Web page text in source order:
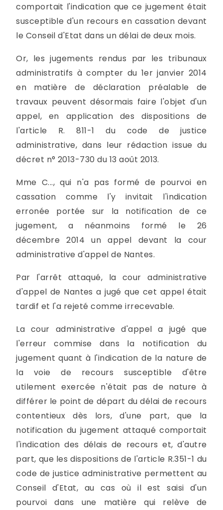
comportait l'indication que ce jugement était
susceptible d'un recours en cassation devant
le Conseil d'Etat dans un délai de deux mois.
Or, les jugements rendus par les tribunaux
administratifs à compter du 1er janvier 2014
en matière de déclaration préalable de
travaux peuvent désormais faire l'objet d'un
appel, en application des dispositions de
l'article R. 811-1 du code de justice
administrative, dans leur rédaction issue du
décret n° 2013-730 du 13 août 2013.
Mme C..., qui n'a pas formé de pourvoi en
cassation comme l'y invitait l'indication
erronée portée sur la notification de ce
jugement, a néanmoins formé le 26
décembre 2014 un appel devant la cour
administrative d'appel de Nantes.
Par l'arrêt attaqué, la cour administrative
d'appel de Nantes a jugé que cet appel était
tardif et l'a rejeté comme irrecevable.
La cour administrative d'appel a jugé que
l'erreur commise dans la notification du
jugement quant à l'indication de la nature de
la voie de recours susceptible d'être
utilement exercée n'était pas de nature à
différer le point de départ du délai de recours
contentieux dès lors, d'une part, que la
notification du jugement attaqué comportait
l'indication des délais de recours et, d'autre
part, que les dispositions de l'article R.351-1 du
code de justice administrative permettent au
Conseil d'Etat, au cas où il est saisi d'un
pourvoi dans une matière qui relève de